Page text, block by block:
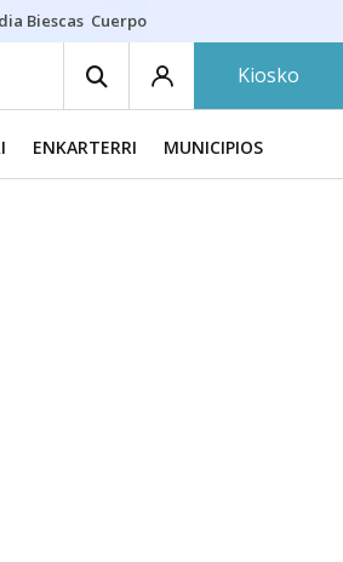
Biescas Cuerpo ría
Kiosko
ENKARTERRI MUNICIPIOS